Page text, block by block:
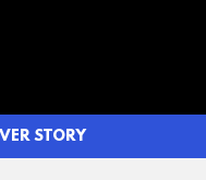
STORY